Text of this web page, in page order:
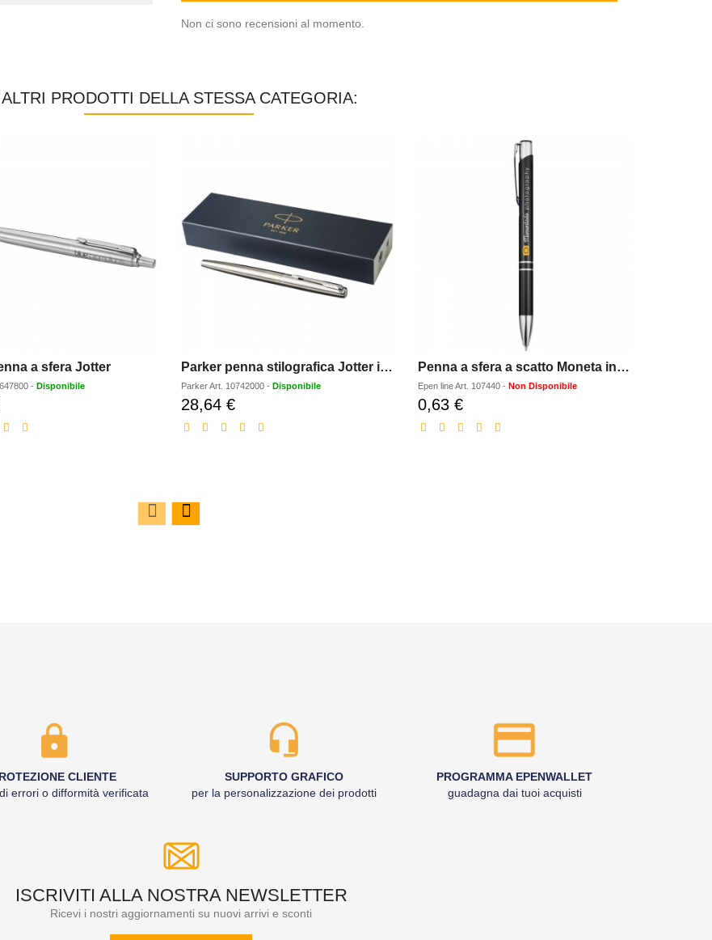
Non ci sono recensioni al momento.
PRODOTTI DELLA STESSA CATEGORIA:
a sfera Jotter
- Disponibile
Parker penna stilografica Jotter in acciaio inossidabile
ParkerArt. 10742000 - Disponibile
28,64 €Prezzo
Penna a sfera a scatto Moneta in alluminio
Epen lineArt. 107440- Non Disponibile
0,63 €Prezzo
CLIENTE
errori o difformità verificata
SUPPORTO GRAFICO
per la personalizzazione dei prodotti
PROGRAMMA EPENWALLET
guadagna dai tuoi acquisti
ISCRIVITI ALLA NOSTRA NEWSLETTER
Ricevi i nostri aggiornamenti su nuovi arrivi e sconti